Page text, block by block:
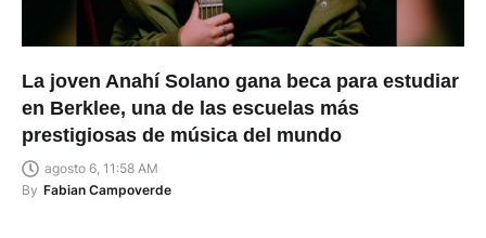
La joven Anahí Solano gana beca para estudiar
en Berklee, una de las escuelas más
prestigiosas de música del mundo
agosto 6, 11:58 AM
By Fabian Campoverde